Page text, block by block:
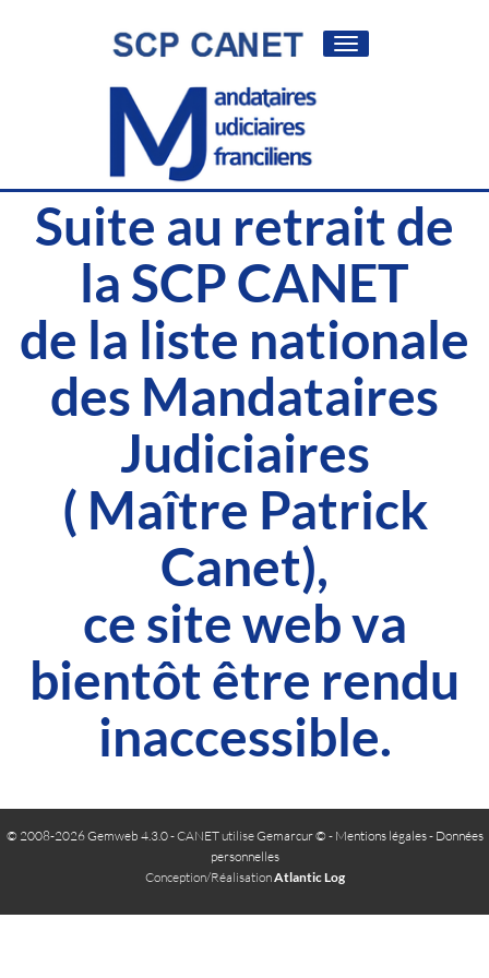
Toggle
Suite au retrait de
la SCP CANET
de la liste nationale
des Mandataires
Judiciaires
( Maître Patrick
Canet),
ce site web va
bientôt être rendu
inaccessible.
© 2008-2026 Gemweb 4.3.0- CANET utiliseGemarcur © - Mentions légales- Données
personnelles
Conception/RéalisationAtlantic Log